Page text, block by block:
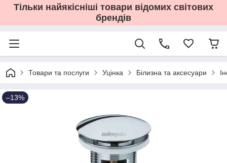
Тільки найякісніші товари відомих світових
брендів
Товари та послуги Уцінка Білизна та аксесуари
–13%